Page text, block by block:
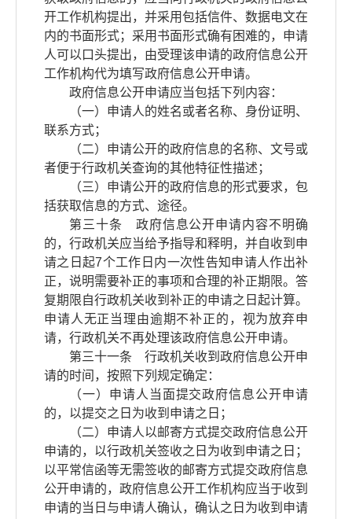
开工作机构提出，并采用包括信件、数据电文在
内的书面形式；采用书面形式确有困难的，申请
人可以口头提出，由受理该申请的政府信息公开
工作机构代为填写政府信息公开申请。
政府信息公开申请应当包括下列内容：
（一）申请人的姓名或者名称、身份证明、
联系方式；
（二）申请公开的政府信息的名称、文号或
者便于行政机关查询的其他特征性描述；
（三）申请公开的政府信息的形式要求，包
括获取信息的方式、途径。
第三十条 政府信息公开申请内容不明确
的，行政机关应当给予指导和释明，并自收到申
请之日起7个工作日内一次性告知申请人作出补
正，说明需要补正的事项和合理的补正期限。答
复期限自行政机关收到补正的申请之日起计算。
申请人无正当理由逾期不补正的，视为放弃申
请，行政机关不再处理该政府信息公开申请。
第三十一条 行政机关收到政府信息公开申
请的时间，按照下列规定确定：
（一）申请人当面提交政府信息公开申请
的，以提交之日为收到申请之日；
（二）申请人以邮寄方式提交政府信息公开
申请的，以行政机关签收之日为收到申请之日；
以平常信函等无需签收的邮寄方式提交政府信息
公开申请的，政府信息公开工作机构应当于收到
申请的当日与申请人确认，确认之日为收到申请